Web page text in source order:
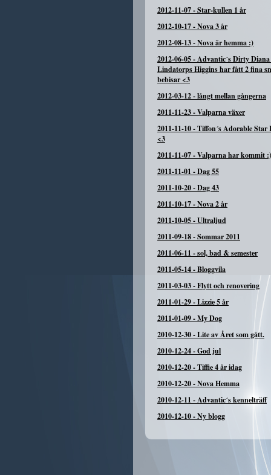
2012-11-07-Star-kullen 1 år
2012-10-17-Nova 3 år
2012-08-13-Nova är hemma :)
2012-06-05-Advantic´s Dirty
Lindatorps Higgins har fått 2 fina
bebisar <3
2012-03-12-långt mellan gångerna
2011-11-23-Valparna växer
2011-11-10-Tiffon´s Adorable Star
<3
2011-11-07-Valparna har kommit :)
2011-11-01 -Dag 55
2011-10-20-Dag 43
2011-10-17-Nova 2 år
2011-10-05-Ultraljud
2011-09-18-Sommar 2011
2011-06-11 -sol, bad & semester
2011-05-14-Bloggvila
2011-03-03-Flytt och renovering
2011-01-29-Lizzie 5 år
2011-01-09-My Dog
2010-12-30-Lite av Året som gått.
2010-12-24-God jul
2010-12-20-Tiffie 4 år idag
2010-12-20-Nova Hemma
2010-12-11 -Advantic´s kennelträff
2010-12-10-Ny blogg